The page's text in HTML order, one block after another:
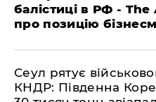
балістиці в РФ -
про позицію
​Сеул рятує
КНДР: Південна